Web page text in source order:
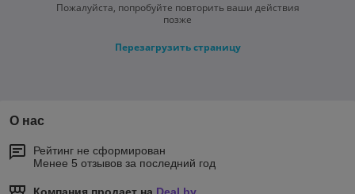
Пожалуйста, попробуйте повторить ваши действия
позже
Перезагрузить страницу
О нас
Рейтинг не сформирован
Менее 5 отзывов за последний год